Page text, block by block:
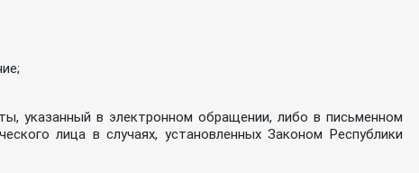
указанный в электронном обращении, либо в письменном
лица в случаях, установленных Законом Республики